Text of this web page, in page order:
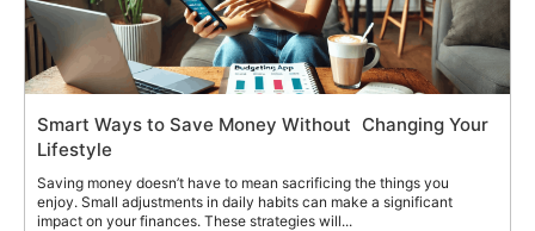
Smart Ways to Save Money Without Changing Your
Lifestyle
Saving money doesn’t have to mean sacrificing the things you
enjoy. Small adjustments in daily habits can make a significant
impact on your finances. These strategies will...